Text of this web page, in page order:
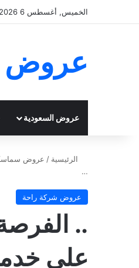
الخميس, أغسطس 6 2026
عروض
عروض السعودية
الرئيسية / عروض
‬…
عروض شركة راحة